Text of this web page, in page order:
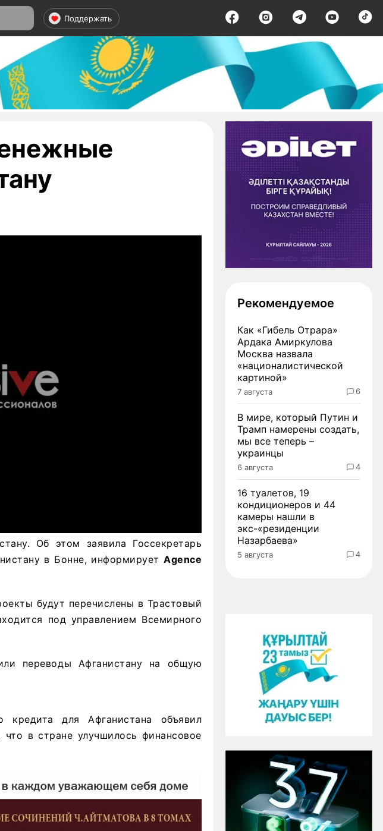
Поддержать
Об этом заявила Госсекретарь
в Бонне, информирует Agence
будут перечислены в Трастовый
под управлением Всемирного
переводы Афганистану на общую
для Афганистана объявил
в стране улучшилось финансовое
Рекомендуемое
Как «Гибель Отрара»
Ардака Амиркулова
Москва назвала
«националистической
картиной»
7 августа 6
В мире, который Путин и
Трамп намерены создать,
мы все теперь –
украинцы
6 августа 4
16 туалетов, 19
кондиционеров и 44
камеры нашли в
экс-«резиденции
Назарбаева»
5 августа 4